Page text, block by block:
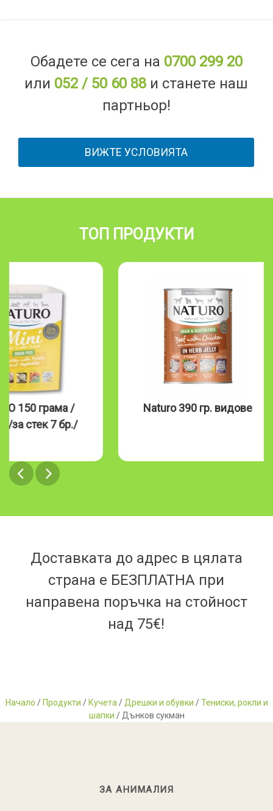
Обадете се сега на 0700 299 20
или 052 / 50 60 88 и станете наш
партньор!
ВИЖТЕ УСЛОВИЯТА
ТОП ПРОДУКТИ
Naturo 390 гр. видове
Доставката до адрес в цялата
страна е БЕЗПЛАТНА при
направена поръчка на стойност
над 75€!
Начало / Продукти / Кучета / Дрешки и обувки /Тениски, рокли и
шапки / Дънков сукман
ЗА АНИМАЛИЯ